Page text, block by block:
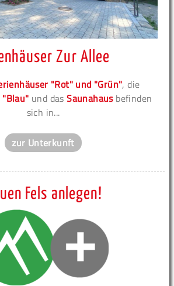
Zur Allee
"Rot" und "Grün", die
"Blau" und dasSaunahausbefinden
sich in...
zur Unterkunft
Fels anlegen!